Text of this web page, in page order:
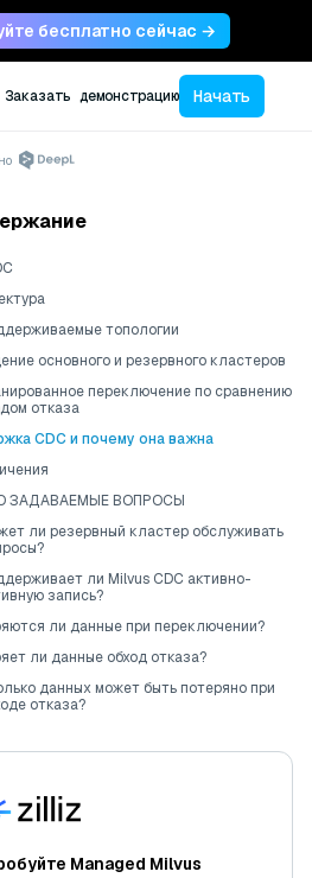
бесплатно сейчас →
Заказать демонстрацию Начать
топологии
основного и резервного кластеров
переключение по сравнению
отказа
CDC и почему она важна
ЗАДАВАЕМЫЕ ВОПРОСЫ
ли резервный кластер обслуживать
ли Milvus CDC активно-
запись?
ли данные при переключении?
ли данные обход отказа?
данных может быть потеряно при
отказа?
Managed Milvus